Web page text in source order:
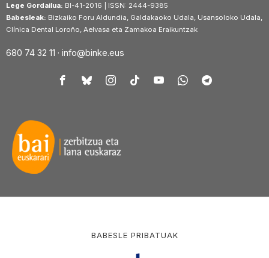
Lege Gordailua: BI-41-2016 | ISSN: 2444-9385
Babesleak: Bizkaiko Foru Aldundia, Galdakaoko Udala, Usansoloko Udala,
Clínica Dental Loroño, Aelvasa eta Zamakoa Eraikuntzak
680 74 32 11 · info@binke.eus
BABESLE PRIBATUAK